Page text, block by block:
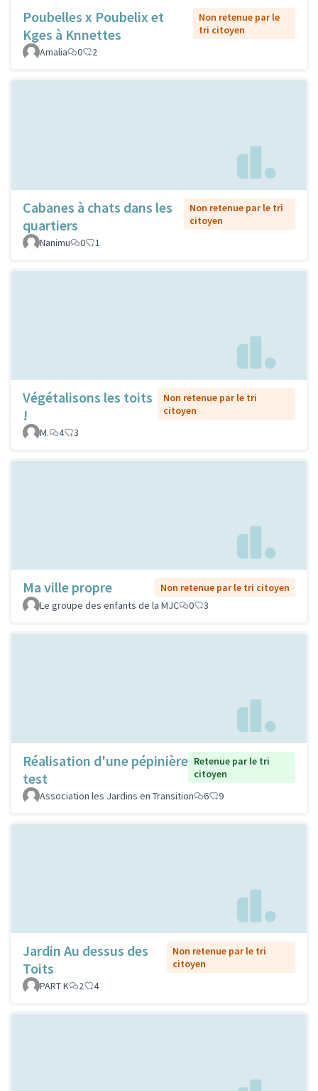
Poubelles x Poubelix et
Kges à Knnettes
Non retenue par le
tri citoyen
Amalia
0 2
Cabanes à chats dans les
quartiers
Non retenue par le tri
citoyen
Nanimu
0 1
Végétalisons les toits
!
Non retenue par le tri
citoyen
M.
4 3
Ma ville propre
Non retenue par le tri citoyen
Le groupe des enfants de la MJC
0 3
Réalisation d'une pépinière
test
Retenue par le tri
citoyen
Association les Jardins en Transition
6 9
Jardin Au dessus des
Toits
Non retenue par le tri
citoyen
PART K
2 4